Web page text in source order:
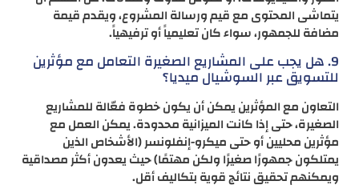
يتماشى المحتوى مع قيم ورسالة المشروع، ويقدم قيمة
مضافة للجمهور، سواء كان تعليمياً أو ترفيهياً.
9. هل يجب على المشاريع الصغيرة التعامل مع مؤثرين
للتسويق عبر السوشيال ميديا؟
التعاون مع المؤثرين يمكن أن يكون خطوة فعّالة للمشاريع
الصغيرة، حتى إذا كانت الميزانية محدودة. يمكن العمل مع
مؤثرين محليين أو حتى ميكرو-إنفلونسر (الأشخاص الذين
يمتلكون جمهورًا صغيرًا ولكن مهتمًا) حيث يعدون أكثر مصداقية
ويمكنهم تحقيق نتائج قوية بتكاليف أقل.